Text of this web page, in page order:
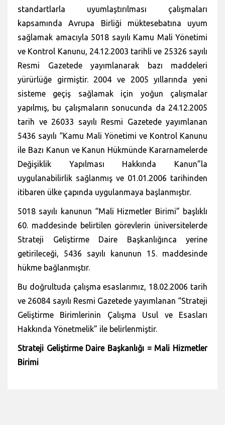
standartlarla uyumlaştırılması çalışmaları
kapsamında Avrupa Birliği müktesebatına uyum
sağlamak amacıyla 5018 sayılı Kamu Mali Yönetimi
ve Kontrol Kanunu, 24.12.2003 tarihli ve 25326 sayılı
Resmi Gazetede yayımlanarak bazı maddeleri
yürürlüğe girmiştir. 2004 ve 2005 yıllarında yeni
sisteme geçiş sağlamak için yoğun çalışmalar
yapılmış, bu çalışmaların sonucunda da 24.12.2005
tarih ve 26033 sayılı Resmi Gazetede yayımlanan
5436 sayılı “Kamu Mali Yönetimi ve Kontrol Kanunu
ile Bazı Kanun ve Kanun Hükmünde Kararnamelerde
Değişiklik Yapılması Hakkında Kanun”la
uygulanabilirlik sağlanmış ve 01.01.2006 tarihinden
itibaren ülke çapında uygulanmaya başlanmıştır.
5018 sayılı kanunun “Mali Hizmetler Birimi” başlıklı
60. maddesinde belirtilen görevlerin üniversitelerde
Strateji Geliştirme Daire Başkanlığınca yerine
getirileceği, 5436 sayılı kanunun 15. maddesinde
hükme bağlanmıştır.
Bu doğrultuda çalışma esaslarımız, 18.02.2006 tarih
ve 26084 sayılı Resmi Gazetede yayımlanan “Strateji
Geliştirme Birimlerinin Çalışma Usul ve Esasları
Hakkında Yönetmelik” ile belirlenmiştir.
Strateji Geliştirme Daire Başkanlığı = Mali Hizmetler
Birimi